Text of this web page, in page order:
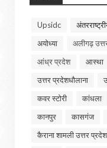
Upsidc
अयोध्या
अलीगढ़
आंध्र प्रदेश
आस्था
उत्तर प्रदेशधौलाना
कवर स्टोरी
कांधला
कानपुर
कासगंज
कैराना शामली उत्तर प्रदेश